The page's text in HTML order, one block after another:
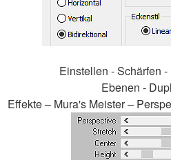
Einstellen - Schärfen
Ebenen -
Effekte – Mura's Meister –